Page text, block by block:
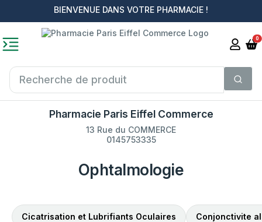
BIENVENUE DANS VOTRE PHARMACIE !
0
Pharmacie Paris Eiffel Commerce
13 Rue du COMMERCE
0145753335
Ophtalmologie
Cicatrisation et Lubrifiants Oculaires Conjonctivite